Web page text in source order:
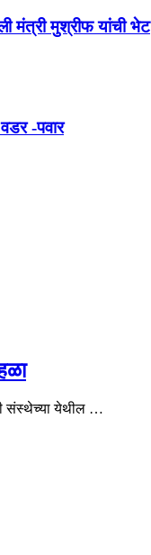
मंत्री मुश्रीफ यांची भेट
-पवार
संस्थेच्या येथील …